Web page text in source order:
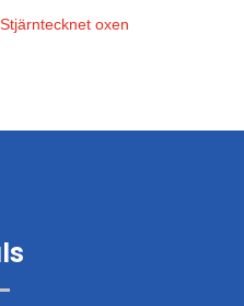
Stjärntecknet oxen